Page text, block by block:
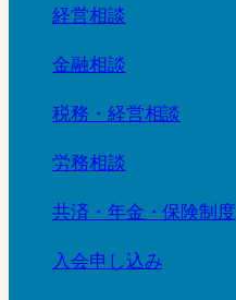
経営相談
金融相談
税務・経営相談
労務相談
共済・年金・保険制度
入会申し込み